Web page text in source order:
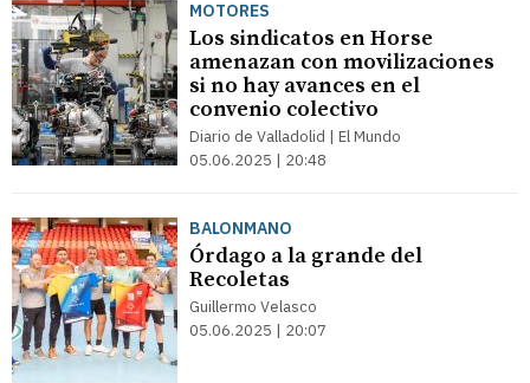
MOTORES
Los sindicatos en Horse
amenazan con movilizaciones
si no hay avances en el
convenio colectivo
Diario de Valladolid | El Mundo
05.06.2025 | 20:48
BALONMANO
Órdago a la grande del
Recoletas
Guillermo Velasco
05.06.2025 | 20:07